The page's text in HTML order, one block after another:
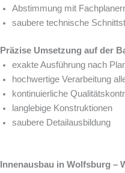
Abstimmung mit
saubere technische
Präzise Umsetzung auf der
exakte Ausführung nach
hochwertige Verarbeitung
kontinuierliche
langlebige Konstruktionen
saubere Detailausbildung
Innenausbau in Wolfsburg –